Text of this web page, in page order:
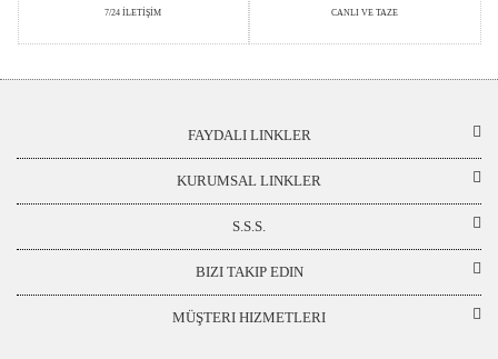
7/24 İLETİŞİM CANLI VE TAZE
FAYDALI LINKLER
KURUMSAL LINKLER
S.S.S.
BIZI TAKIP EDIN
MÜŞTERI HIZMETLERI